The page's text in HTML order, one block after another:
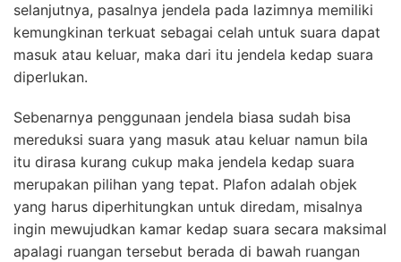
selanjutnya, pasalnya jendela pada lazimnya memiliki
kemungkinan terkuat sebagai celah untuk suara dapat
masuk atau keluar, maka dari itu jendela kedap suara
diperlukan.
Sebenarnya penggunaan jendela biasa sudah bisa
mereduksi suara yang masuk atau keluar namun bila
itu dirasa kurang cukup maka jendela kedap suara
merupakan pilihan yang tepat. Plafon adalah objek
yang harus diperhitungkan untuk diredam, misalnya
ingin mewujudkan kamar kedap suara secara maksimal
apalagi ruangan tersebut berada di bawah ruangan